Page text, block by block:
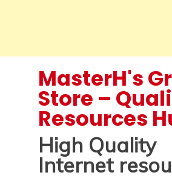
MasterH's
Store –
Resources
High Quality
Internet